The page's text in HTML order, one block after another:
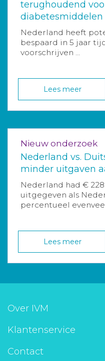
terughoudend
diabetesmiddelen
Nederland heeft
bespaard in 5 jaar
voorschrijven ...
Lees meer
Nieuw onderzoek
Nederland vs.
minder uitgaven
Nederland had €
uitgegeven als
percentueel
Lees meer
Over IVM
Klantenservice
Contact